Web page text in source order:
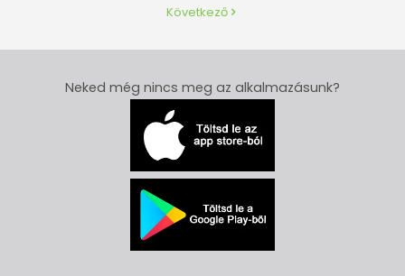
Következő
Neked még nincs meg az alkalmazásunk?